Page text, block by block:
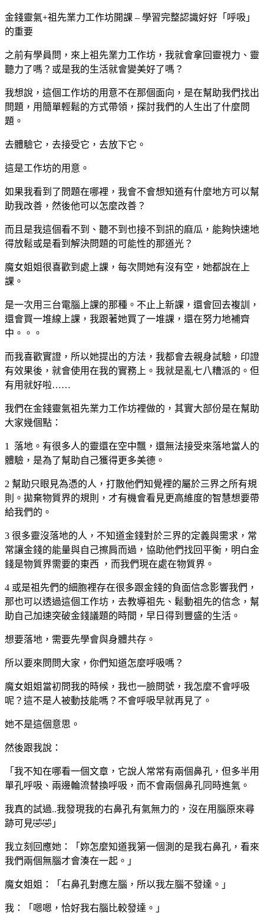
金錢靈氣+祖先業力工作坊開課 – 學習完整認識好好「呼吸」
的重要
之前有學員問，來上祖先業力工作坊，我就會拿回靈視力、靈
聽力了嗎？或是我的生活就會變美好了嗎？
我想說，這個工作坊的用意不在那個面向，是在幫助我們找出
問題，用簡單輕鬆的方式帶領，探討我們的人生出了什麼問
題。
去體驗它，去接受它，去放下它。
這是工作坊的用意。
如果我看到了問題在哪裡，我會不會想知道有什麼地方可以幫
助我改善，然後他可以怎麼改善？
而且是我這個看不到、聽不到也接不到訊的麻瓜，能夠快速地
得放鬆或是看到解決問題的可能性的那道光？
魔女姐姐很喜歡到處上課，每次問她有沒有空，她都說在上
課。
是一次用三台電腦上課的那種。不止上新課，還會回去複訓，
還會買一堆線上課，我跟著她買了一堆課，還在努力地補齊
中。。。
而我喜歡實證，所以她提出的方法，我都會去親身試驗，印證
有效果後，就會使用在我的實務上。我就是亂七八糟派的。但
有用就好啦……
我們在金錢靈氣祖先業力工作坊裡做的，其實大部份是在幫助
大家幾個點：
1 落地。有很多人的靈還在空中飄，還無法接受來落地當人的
體驗，是為了幫助自己獲得更多美德。
2 幫助只眼見為憑的人，打散他們知覺裡的屬於三界之所有規
則。拋棄物質界的規則，才有機會看見更高維度的智慧想要帶
給我們的。
3 很多靈沒落地的人，不知道金錢對於三界的定義與需求，常
常讓金錢的能量與自己擦肩而過，協助他們找回平衡，明白金
錢是物質界需要的東西 ，而我們現在處在物質界。
4 或是祖先們的細胞裡存在很多跟金錢的負面信念影響我們，
那也可以透過這個工作坊，去教導祖先、鬆動祖先的信念，幫
助自己加速突破金錢議題的時間，早日得到豐盛的生活。
想要落地，需要先學會與身體共存。
所以要來問問大家，你們知道怎麼呼吸嗎？
魔女姐姐當初問我的時候，我也一臉問號，我怎麼不會呼吸
呢？這不是人被動技能嗎？不會呼吸早就再見了。
她不是這個意思。
然後跟我說：
「我不知在哪看一個文章，它說人常常有兩個鼻孔，但多半用
單孔呼吸、兩邊輪流替換呼吸，而不會兩個鼻孔同時進氣。
我真的試過..我發現我的右鼻孔有氣無力的，沒在用腦原來尋
跡可見🤣🤣」
我立刻回應她：「妳怎麼知道我第一個測的是我右鼻孔，看來
我們兩個無腦才會湊在一起。」
魔女姐姐：「右鼻孔對應左腦，所以我左腦不發達。」
我：「嗯嗯，恰好我右腦比較發達。」